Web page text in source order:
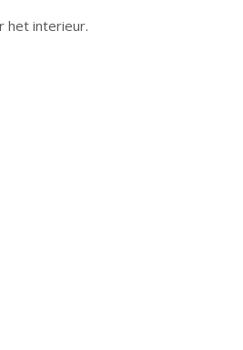
het interieur.